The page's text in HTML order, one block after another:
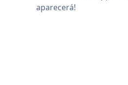
aparecerá!